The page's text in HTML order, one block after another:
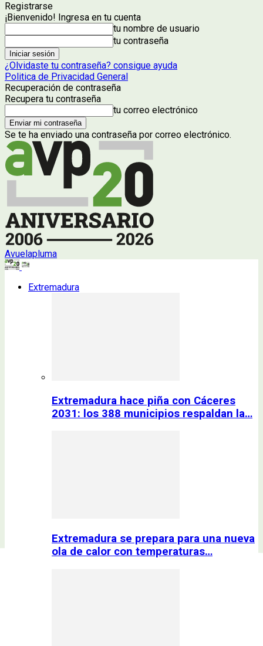
Registrarse
¡Bienvenido! Ingresa en tu cuenta
tu nombre de usuario
tu contraseña
¿Olvidaste tu contraseña? consigue ayuda
Politica de Privacidad General
Recuperación de contraseña
Recupera tu contraseña
tu correo electrónico
Se te ha enviado una contraseña por correo electrónico.
Avuelapluma
Extremadura
Extremadura hace piña con Cáceres
2031: los 388 municipios respaldan la…
Extremadura se prepara para una nueva
ola de calor con temperaturas…